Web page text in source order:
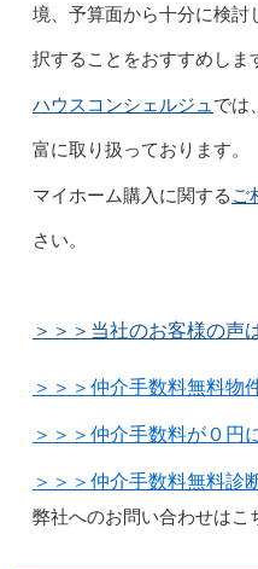
境、予算面から十分に検討
択することをおすすめしま
ハウスコンシェルジュ では
富に取り扱っております。
マイホーム購入に関する ご
さい。
＞＞＞当社のお客様の声
＞＞＞仲介手数料無料物
＞＞＞仲介手数料が０円
＞＞＞仲介手数料無料診
弊社へのお問い合わせはこ